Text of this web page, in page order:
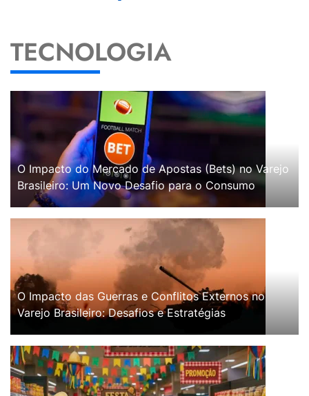
TECNOLOGIA
O Impacto do Mercado de Apostas (Bets) no Varejo
Brasileiro: Um Novo Desafio para o Consumo
O Impacto das Guerras e Conflitos Externos no
Varejo Brasileiro: Desafios e Estratégias